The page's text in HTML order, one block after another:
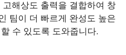
해상도 출력을 결합하여 창
팀이 더 빠르게 완성도 높은
수 있도록 도와줍니다.